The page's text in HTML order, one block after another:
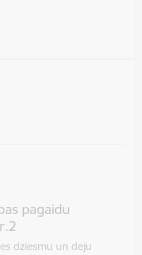
pagaidu
dziesmu un deju